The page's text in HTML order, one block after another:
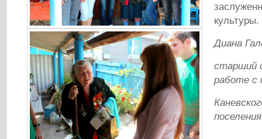
культуры.
Диана
старший
работе с
поселения